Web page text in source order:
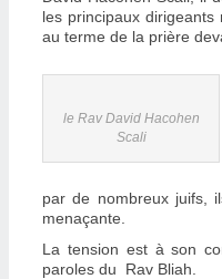
les principaux dirigeants
au terme de la prière
le Rav David Hacohen
Scali
par de nombreux juifs,
menaçante.
La tension est à son
paroles du Rav Bliah.